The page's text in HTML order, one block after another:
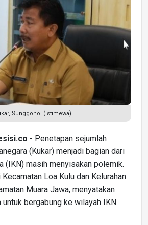
Sunggono. (Istimewa)
- Penetapan sejumlah
(Kukar) menjadi bagian dari
(IKN) masih menyisakan polemik.
Loa Kulu dan Kelurahan
Muara Jawa, menyatakan
bergabung ke wilayah IKN.